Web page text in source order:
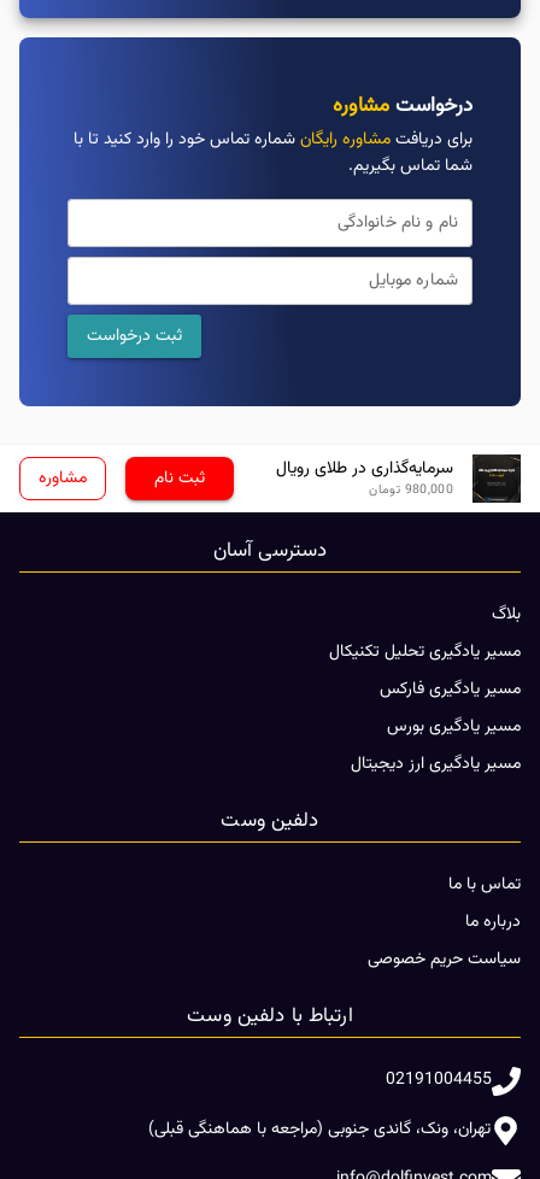
درخواستمشاوره
برای دریافتمشاوره رایگانشماره تماس خود را وارد کنید تا با
شما تماس بگیریم.
نام و نام خانوادگی
شماره موبایل
ثبت درخواست
سرمایه‌گذاری در طلای رویال
980,000 تومان ثبت نام مشاوره
دسترسی آسان
بلاگ
مسیر یادگیری تحلیل تکنیکال
مسیر یادگیری فارکس
مسیر یادگیری بورس
مسیر یادگیری ارز دیجیتال
دلفین وست
تماس با ما
درباره ما
سیاست حریم خصوصی
ارتباط با دلفین وست
02191004455
تهران، ونک، گاندی جنوبی (مراجعه با هماهنگی قبلی)